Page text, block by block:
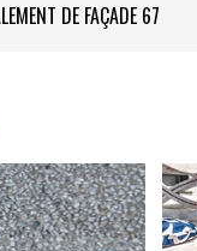
DE FAÇADE 67